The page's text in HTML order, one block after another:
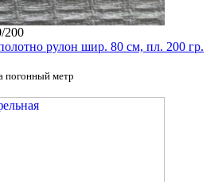
200
рулон шир. 80 см, пл. 200 гр.
погонный метр